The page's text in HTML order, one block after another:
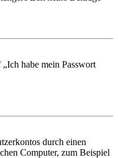
habe mein Passwort
durch einen
Computer, zum Beispiel